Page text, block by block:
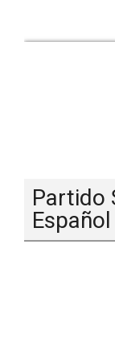
Partido
Español